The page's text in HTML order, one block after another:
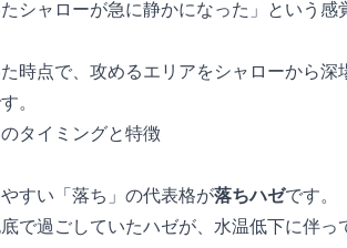
たシャローが急に静かになった」という
時点で、攻めるエリアをシャローから
。
タイミングと特徴
すい「落ち」の代表格が落ちハゼです。
で過ごしていたハゼが、水温低下に伴っ